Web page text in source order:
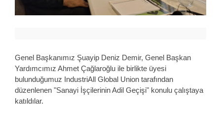
Genel Başkanımız Şuayip Deniz Demir, Genel Başkan
Yardımcımız Ahmet Çağlaroğlu ile birlikte üyesi
bulunduğumuz IndustriAll Global Union tarafından
düzenlenen "Sanayi İşçilerinin Adil Geçişi" konulu çalıştaya
katıldılar.